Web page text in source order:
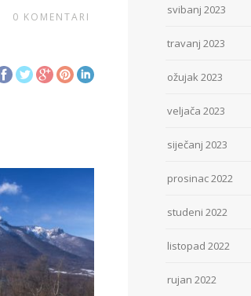
0 KOMENTARI
svibanj 2023
travanj 2023
ožujak 2023
veljača 2023
siječanj 2023
prosinac 2022
studeni 2022
listopad 2022
rujan 2022